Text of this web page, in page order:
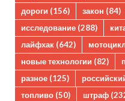
дороги (156) закон (84)
исследование (288)
лайфхак (642)
новые технологии (82)
разное (125)
топливо (50) штраф